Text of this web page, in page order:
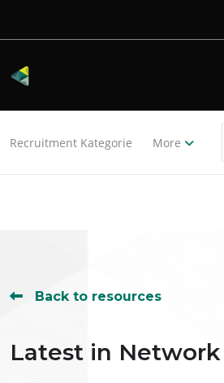
Recruitment Kategorie More
Back to resources
Latest in Network